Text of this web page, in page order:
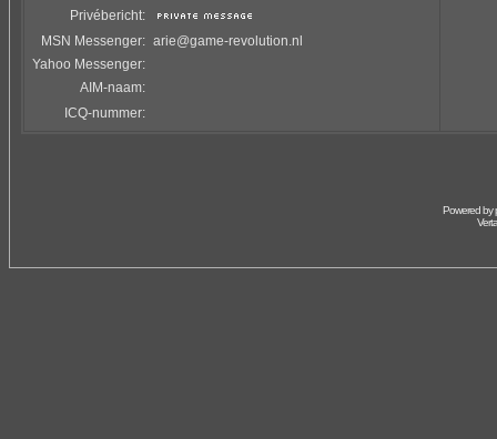
Privébericht:
MSN Messenger: arie@game-revolution.nl
Yahoo Messenger:
AIM-naam:
ICQ-nummer:
Powered by